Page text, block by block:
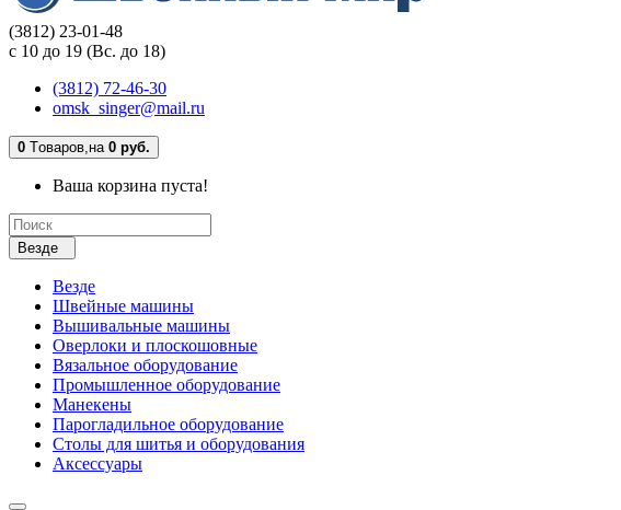
(3812) 23-01-48
с 10 до 19 (Вс. до 18)
(3812) 72-46-30
omsk_singer@mail.ru
0 Tоваров,на 0 руб.
Ваша корзина пуста!
Везде
Везде
Швейные машины
Вышивальные машины
Оверлоки и плоскошовные
Вязальное оборудование
Промышленное оборудование
Манекены
Парогладильное оборудование
Столы для шитья и оборудования
Аксессуары